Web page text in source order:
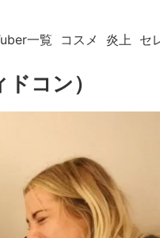
一覧 コスメ 炎上 セ
コン）